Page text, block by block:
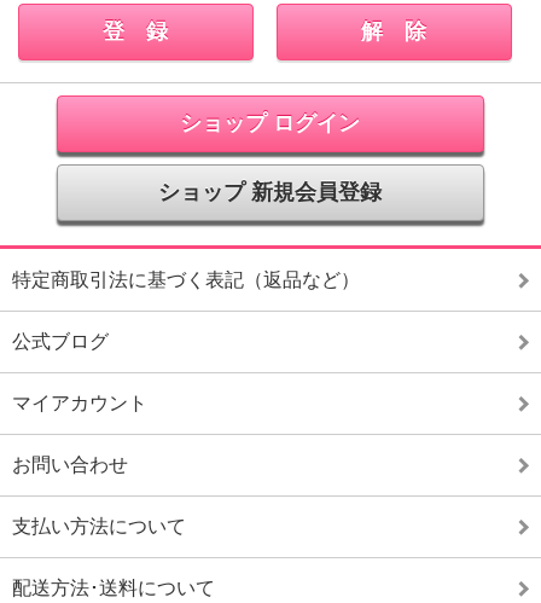
ショップ ログイン
ショップ 新規会員登録
特定商取引法に基づく表記（返品など）
公式ブログ
マイアカウント
お問い合わせ
支払い方法について
配送方法･送料について